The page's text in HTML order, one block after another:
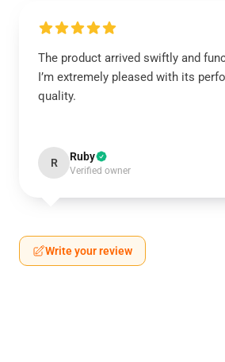
The product arrived swiftly and
I’m extremely pleased with its
quality.
R Ruby
Verified owner
Write your review